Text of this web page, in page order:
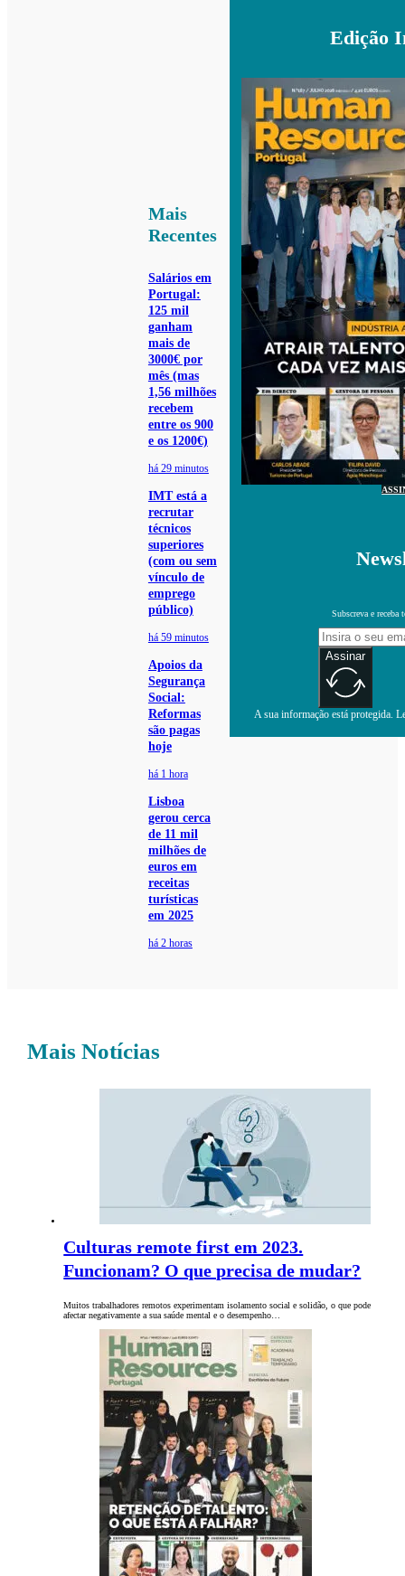
Mais
Recentes
Salários em
Portugal:
125 mil
ganham
mais de
3000€ por
mês (mas
1,56 milhões
recebem
entre os 900
e os 1200€)
há 29 minutos
IMT está a
recrutar
técnicos
superiores
(com ou sem
vínculo de
emprego
público)
há 59 minutos
Apoios da
Segurança
Social:
Reformas
são pagas
hoje
há 1 hora
Lisboa
gerou cerca
de 11 mil
milhões de
euros em
receitas
turísticas
em 2025
há 2 horas
Edição
Subscreva e receba
Assinar
A sua informação está protegida.
Mais Notícias
Culturas remote first em 2023.
Funcionam? O que precisa de mudar?
Muitos trabalhadores remotos experimentam isolamento social e solidão, o que pode
afectar negativamente a sua saúde mental e o desempenho…